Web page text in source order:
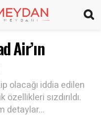
Air’ın
olacağı iddia edilen
sızdırıldı.
detaylar...